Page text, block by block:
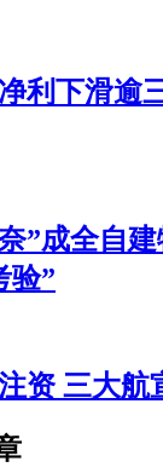
利下滑逾
”成全自
验”
资 三大航